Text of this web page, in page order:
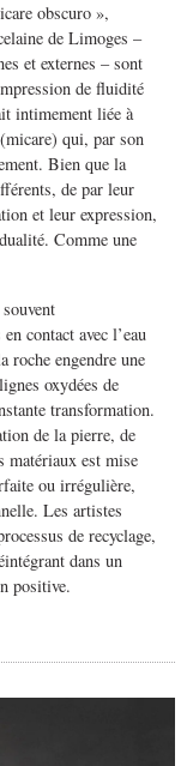
obscuro »,
de Limoges –
et externes – sont
de fluidité
intimement liée à
qui, par son
Bien que la
de par leur
et leur expression,
Comme une
contact avec l’eau
roche engendre une
oxydées de
transformation.
de la pierre, de
matériaux est mise
ou irrégulière,
Les artistes
de recyclage,
dans un
positive.